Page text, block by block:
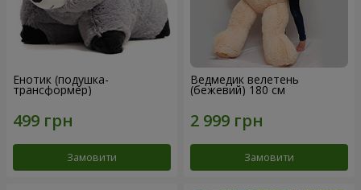
Енотик (подушка-
трансформер)
Замовити
Ведмедик велетень
(бежевий) 180 см
Замовити